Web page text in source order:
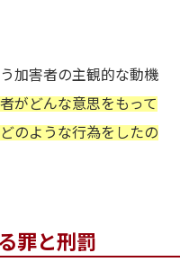
加害者の主観的な動機
がどんな意思をもって
のような行為をしたの
罪と刑罰